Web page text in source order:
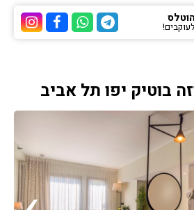
ערוץ ערוץ
ערוץ הוואטסאפ של
ערוץ הטלגרם של הוטלס
בוטיק יפו תל אביב